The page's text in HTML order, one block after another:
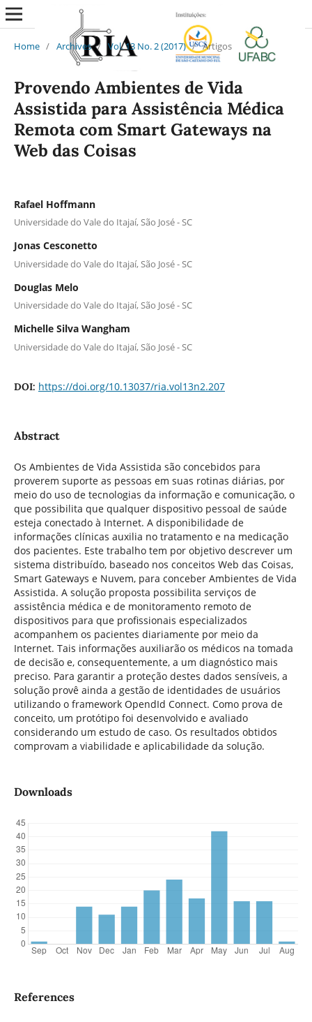
Home / Archives / Vol. 13 No. 2 (2017) / Artigos
Provendo Ambientes de Vida
Assistida para Assistência Médica
Remota com Smart Gateways na
Web das Coisas
Rafael Hoffmann
Universidade do Vale do Itajaí, São José - SC
Jonas Cesconetto
Universidade do Vale do Itajaí, São José - SC
Douglas Melo
Universidade do Vale do Itajaí, São José - SC
Michelle Silva Wangham
Universidade do Vale do Itajaí, São José - SC
DOI: https://doi.org/10.13037/ria.vol13n2.207
Abstract
Os Ambientes de Vida Assistida são concebidos para
proverem suporte as pessoas em suas rotinas diárias, por
meio do uso de tecnologias da informação e comunicação, o
que possibilita que qualquer dispositivo pessoal de saúde
esteja conectado à Internet. A disponibilidade de
informações clínicas auxilia no tratamento e na medicação
dos pacientes. Este trabalho tem por objetivo descrever um
sistema distribuído, baseado nos conceitos Web das Coisas,
Smart Gateways e Nuvem, para conceber Ambientes de Vida
Assistida. A solução proposta possibilita serviços de
assistência médica e de monitoramento remoto de
dispositivos para que profissionais especializados
acompanhem os pacientes diariamente por meio da
Internet. Tais informações auxiliarão os médicos na tomada
de decisão e, consequentemente, a um diagnóstico mais
preciso. Para garantir a proteção destes dados sensíveis, a
solução provê ainda a gestão de identidades de usuários
utilizando o framework OpendId Connect. Como prova de
conceito, um protótipo foi desenvolvido e avaliado
considerando um estudo de caso. Os resultados obtidos
comprovam a viabilidade e aplicabilidade da solução.
Downloads
References